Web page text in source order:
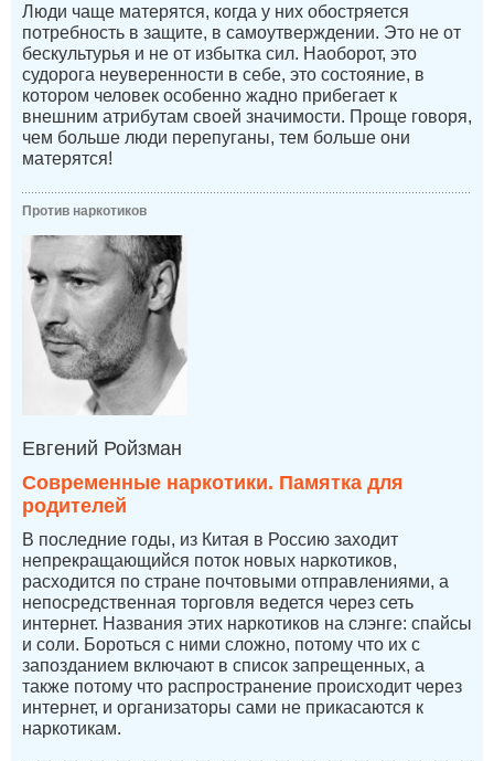
Люди чаще матерятся, когда у них обостряется
потребность в защите, в самоутверждении. Это не от
бескультурья и не от избытка сил. Наоборот, это
судорога неуверенности в себе, это состояние, в
котором человек особенно жадно прибегает к
внешним атрибутам своей значимости. Проще говоря,
чем больше люди перепуганы, тем больше они
матерятся!
Против наркотиков
Евгений Ройзман
Современные наркотики. Памятка для
родителей
В последние годы, из Китая в Россию заходит
непрекращающийся поток новых наркотиков,
расходится по стране почтовыми отправлениями, а
непосредственная торговля ведется через сеть
интернет. Названия этих наркотиков на слэнге: спайсы
и соли. Бороться с ними сложно, потому что их с
запозданием включают в список запрещенных, а
также потому что распространение происходит через
интернет, и организаторы сами не прикасаются к
наркотикам.